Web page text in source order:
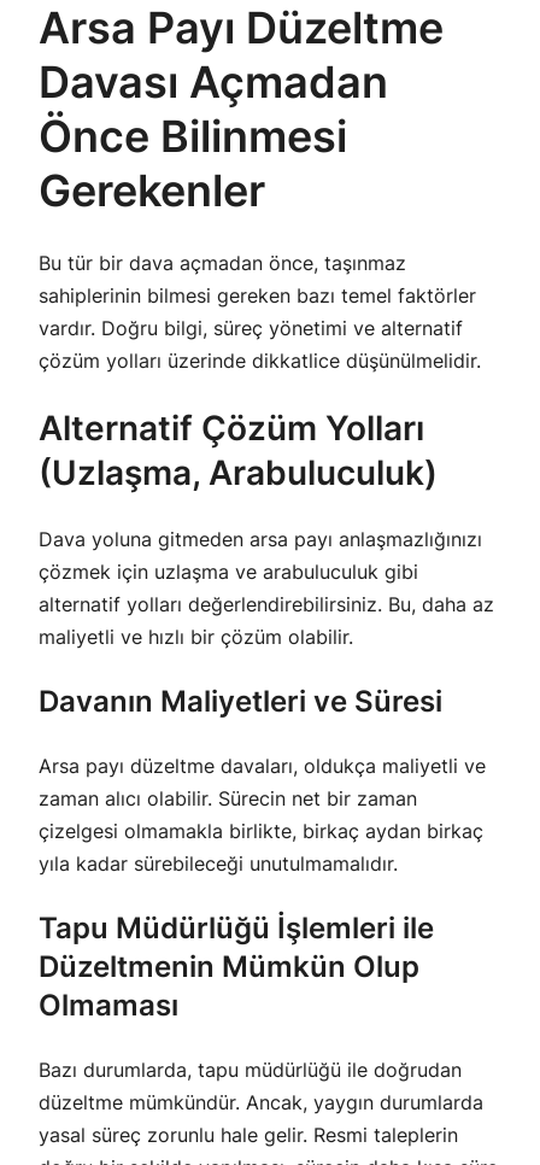
Arsa Payı Düzeltme
Davası Açmadan
Önce Bilinmesi
Gerekenler
Bu tür bir dava açmadan önce, taşınmaz
sahiplerinin bilmesi gereken bazı temel faktörler
vardır. Doğru bilgi, süreç yönetimi ve alternatif
çözüm yolları üzerinde dikkatlice düşünülmelidir.
Alternatif Çözüm Yolları
(Uzlaşma, Arabuluculuk)
Dava yoluna gitmeden arsa payı anlaşmazlığınızı
çözmek için uzlaşma ve arabuluculuk gibi
alternatif yolları değerlendirebilirsiniz. Bu, daha az
maliyetli ve hızlı bir çözüm olabilir.
Davanın Maliyetleri ve Süresi
Arsa payı düzeltme davaları, oldukça maliyetli ve
zaman alıcı olabilir. Sürecin net bir zaman
çizelgesi olmamakla birlikte, birkaç aydan birkaç
yıla kadar sürebileceği unutulmamalıdır.
Tapu Müdürlüğü İşlemleri ile
Düzeltmenin Mümkün Olup
Olmaması
Bazı durumlarda, tapu müdürlüğü ile doğrudan
düzeltme mümkündür. Ancak, yaygın durumlarda
yasal süreç zorunlu hale gelir. Resmi taleplerin